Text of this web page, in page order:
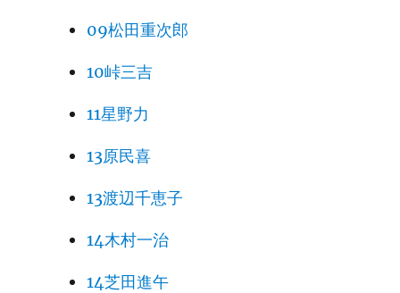
09松田重次郎
10峠三吉
11星野力
13原民喜
13渡辺千恵子
14木村一治
14芝田進午